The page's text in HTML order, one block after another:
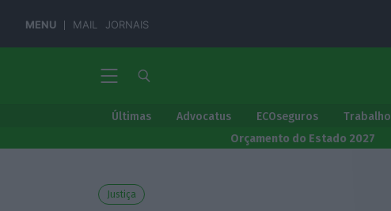
MENU MAIL JORNAIS
Últimas Advocatus ECOseguros Trabalho
Orçamento do Estado 2027
Justiça